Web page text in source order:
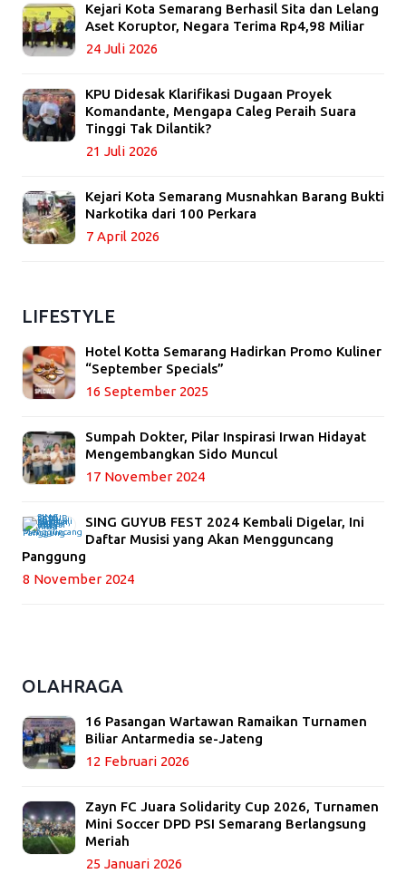
Kejari Kota Semarang Berhasil Sita dan Lelang
Aset Koruptor, Negara Terima Rp4,98 Miliar
24 Juli 2026
KPU Didesak Klarifikasi Dugaan Proyek
Komandante, Mengapa Caleg Peraih Suara
Tinggi Tak Dilantik?
21 Juli 2026
Kejari Kota Semarang Musnahkan Barang Bukti
Narkotika dari 100 Perkara
7 April 2026
LIFESTYLE
Hotel Kotta Semarang Hadirkan Promo Kuliner
“September Specials”
16 September 2025
Sumpah Dokter, Pilar Inspirasi Irwan Hidayat
Mengembangkan Sido Muncul
17 November 2024
SING GUYUB FEST 2024 Kembali Digelar, Ini
Daftar Musisi yang Akan Mengguncang
Panggung
8 November 2024
OLAHRAGA
16 Pasangan Wartawan Ramaikan Turnamen
Biliar Antarmedia se-Jateng
12 Februari 2026
Zayn FC Juara Solidarity Cup 2026, Turnamen
Mini Soccer DPD PSI Semarang Berlangsung
Meriah
25 Januari 2026